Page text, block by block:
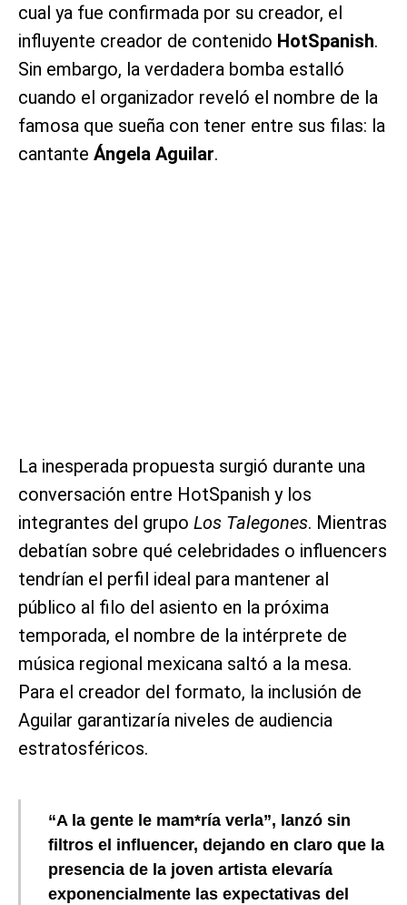
cual ya fue confirmada por su creador, el
influyente creador de contenido HotSpanish.
Sin embargo, la verdadera bomba estalló
cuando el organizador reveló el nombre de la
famosa que sueña con tener entre sus filas: la
cantante Ángela Aguilar.
La inesperada propuesta surgió durante una
conversación entre HotSpanish y los
integrantes del grupo Los Talegones. Mientras
debatían sobre qué celebridades o influencers
tendrían el perfil ideal para mantener al
público al filo del asiento en la próxima
temporada, el nombre de la intérprete de
música regional mexicana saltó a la mesa.
Para el creador del formato, la inclusión de
Aguilar garantizaría niveles de audiencia
estratosféricos.
“A la gente le mam*ría verla”, lanzó sin
filtros el influencer, dejando en claro que la
presencia de la joven artista elevaría
exponencialmente las expectativas del